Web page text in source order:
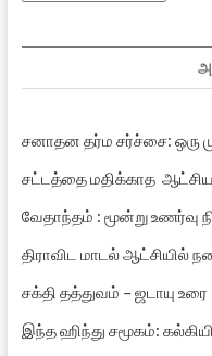
சனாதன தர்ம சர்ச்சை: ஒரு
சட்டத்தை மதிக்காத
வேதாந்தம் : மூன்று உணர்வு
திராவிட மாடல்
சக்தி தத்துவம் – ஜடாயு உரை
இந்த ஹிந்து சமூகம்: